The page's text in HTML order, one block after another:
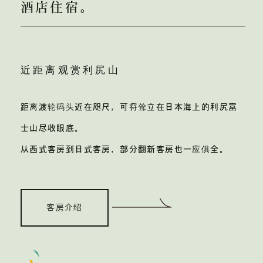
酒店住宿。
近距离观赏利尻山
距离渡轮码头近在咫尺，可将耸立在日本海上的利尻富
士山尽收眼底。
从西式客房到日式客房，部分翻新客房也一应俱全。
客房介绍